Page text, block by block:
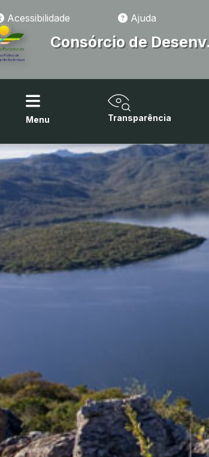
Acessibilidade
Ajuda
Consórcio de
Menu Transparência